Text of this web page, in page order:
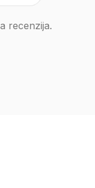
recenzija.